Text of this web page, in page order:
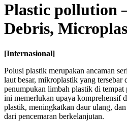
Plastic pollution
Debris,
[Internasional]
Polusi plastik merupakan ancaman
laut besar, mikroplastik yang tersebar
penumpukan limbah plastik di tempat
ini memerlukan upaya komprehensif
plastik, meningkatkan daur ulang,
dari pencemaran berkelanjutan.